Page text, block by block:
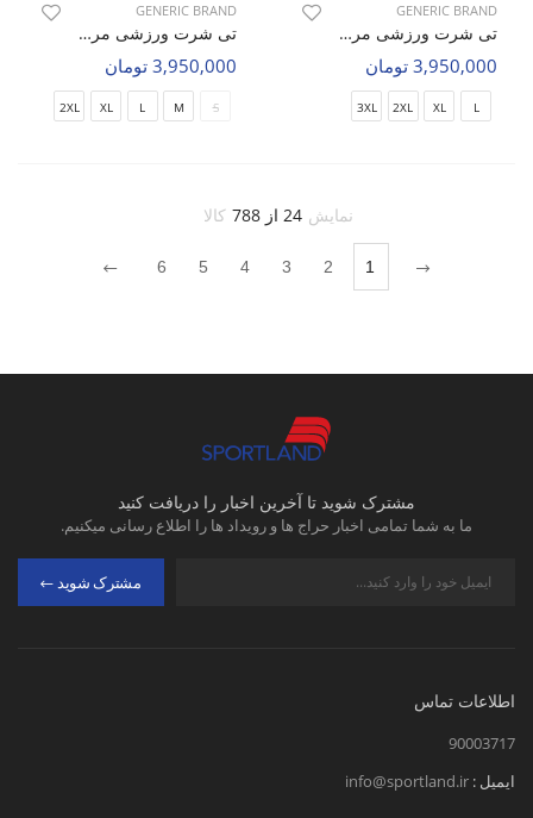
GENERIC BRAND
تی شرت ورزشی مردانه بدون برند Apex Motion M
3,950,000 تومان
L
XL
2XL
3XL
GENERIC BRAND
تی شرت ورزشی مردانه بدون برند Iron Pulse M
3,950,000 تومان
S
M
L
XL
2XL
نمایش 24 از 788 کالا
1
2
3
4
5
6
مشترک شوید تا آخرین اخبار را دریافت کنید
ما به شما تمامی اخبار حراج ها و رویداد ها را اطلاع رسانی میکنیم.
مشترک شوید
اطلاعات تماس
90003717
ایمیل : info@sportland.ir